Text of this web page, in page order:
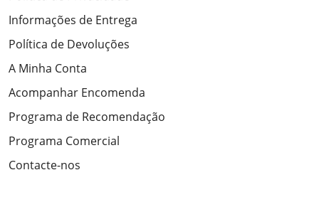
Informações de Entrega
Política de Devoluções
A Minha Conta
Acompanhar Encomenda
Programa de Recomendação
Programa Comercial
Contacte-nos